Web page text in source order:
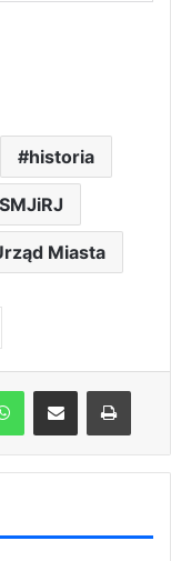
historia
Miasta
WhatsAppShare via Email Print